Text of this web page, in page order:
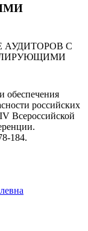
АУДИТОРОВ С
обеспечения
российских
Всероссийской
184.